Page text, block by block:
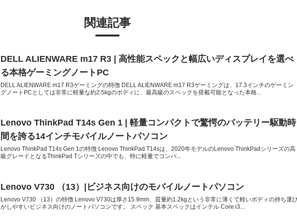
関連記事
DELL ALIENWARE m17 R3 | 高性能スペックと幅広いディスプレイを選べ
る本格ゲーミングノートPC
DELL ALIENWARE m17 R3ゲーミングの特徴 DELL ALIENWARE m17 R3ゲーミングは、17.3インチのゲーミン
グノートPCとしては非常に軽量な約2.5kgのボディに、最高級のスペックを搭載可能となった本格...
Lenovo ThinkPad T14s Gen 1 | 軽量コンパクトで驚愕のバッテリー駆動時
間を誇る14インチモバイルノートパソコン
Lenovo ThinkPad T14s Gen 1の特徴 Lenovo ThinkPad T14sは、2020年モデルのLenovo ThinkPadシリーズの高
級グレードとなるThinkPad Tシリーズの中でも、特に軽量でコンパ...
Lenovo V730 （13）|ビジネス向けのモバイルノートパソコン
Lenovo V730 （13）の特徴 Lenovo V730は厚さ15.9mm、質量約1.2kgという非常に薄くて軽いボディの持ち運
がしやすいビジネス向けのノートパソコンです。 スペック 基本スペックはインテル Core i3...